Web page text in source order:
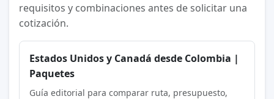
requisitos y combinaciones antes de solicitar una
cotización.
Estados Unidos y Canadá desde Colombia |
Paquetes
Guía editorial para comparar ruta, presupuesto,